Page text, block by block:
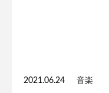
2021.06.24 音楽